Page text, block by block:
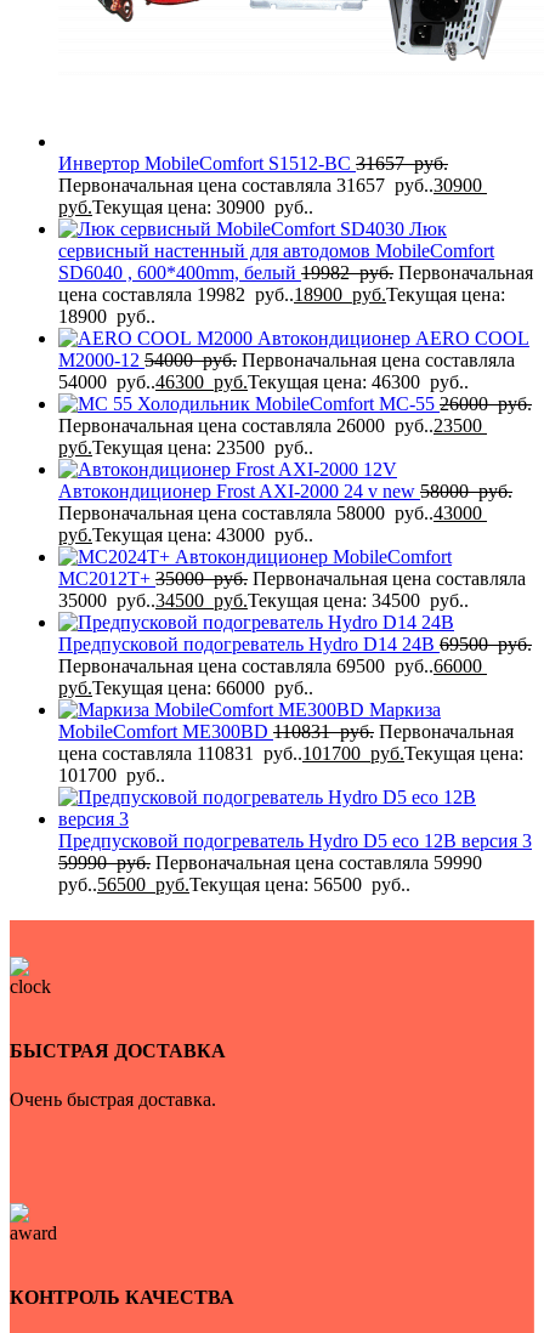
Инвертор MobileComfort S1512-BC 31657руб.
Первоначальная цена составляла 31657 руб..30900
руб.Текущая цена: 30900 руб..
Люк
сервисный настенный для автодомов MobileComfort
SD6040 , 600*400mm, белый 19982руб. Первоначальная
цена составляла 19982 руб..18900 руб.Текущая цена:
18900 руб..
Автокондиционер AERO COOL
M2000-12 54000руб. Первоначальная цена составляла
54000 руб..46300 руб.Текущая цена: 46300 руб..
Холодильник MobileComfort MC-55 26000руб.
Первоначальная цена составляла 26000 руб..23500
руб.Текущая цена: 23500 руб..
Автокондиционер Frost AXI-2000 24 v new 58000руб.
Первоначальная цена составляла 58000 руб..43000
руб.Текущая цена: 43000 руб..
Автокондиционер MobileComfort
MC2012T+ 35000руб. Первоначальная цена составляла
35000 руб..34500 руб.Текущая цена: 34500 руб..
Предпусковой подогреватель Hydro D14 24В 69500руб.
Первоначальная цена составляла 69500 руб..66000
руб.Текущая цена: 66000 руб..
Маркиза
MobileComfort MЕ300BD 110831руб. Первоначальная
цена составляла 110831 руб..101700 руб.Текущая цена:
101700 руб..
Предпусковой подогреватель Hydro D5 eco 12В версия 3
59990руб. Первоначальная цена составляла 59990
руб..56500 руб.Текущая цена: 56500 руб..
БЫСТРАЯ ДОСТАВКА
Очень быстрая доставка.
КОНТРОЛЬ КАЧЕСТВА